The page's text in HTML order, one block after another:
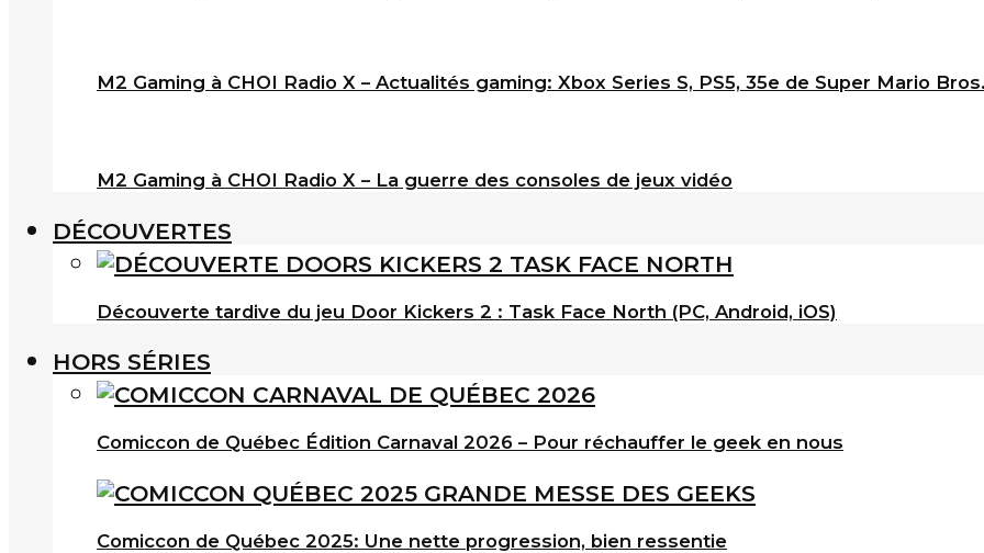
M2 Gaming à CHOI Radio X – Actualités gaming: Xbox Series S, PS5, 35e de Super Mario
M2 Gaming à CHOI Radio X – La guerre des consoles de jeux vidéo
DÉCOUVERTES
Découverte tardive du jeu Door Kickers 2 : Task Face North (PC, Android, iOS)
HORS SÉRIES
Comiccon de Québec Édition Carnaval 2026 – Pour réchauffer le geek en nous
Comiccon de Québec 2025: Une nette progression, bien ressentie